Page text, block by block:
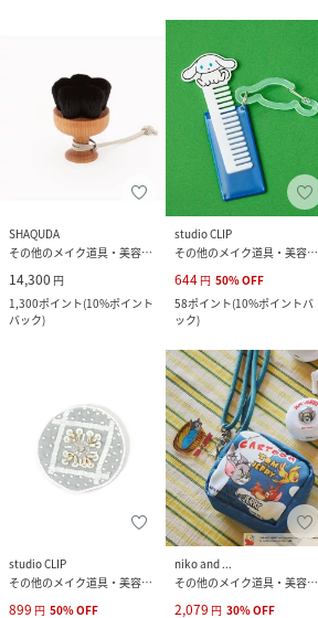
SHAQUDA
その他のメイク道具・美容器具
14,300 円
1,300ポイント(10%ポイント
バック)
studio CLIP
その他のメイク道具・美容器具
644 円 50%OFF
58ポイント(10%ポイントバ
ック)
studio CLIP
その他のメイク道具・美容器具
899 円 50%OFF
niko and ...
その他のメイク道具・美容器具
2,079 円 30%OFF